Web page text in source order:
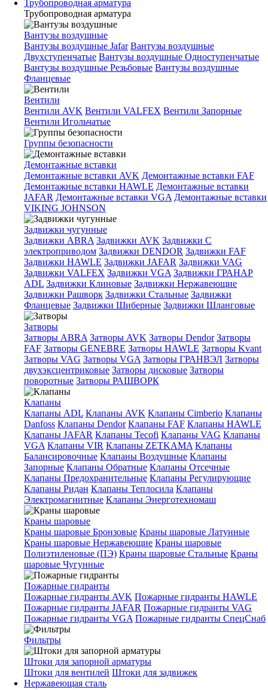
Трубопроводная арматура
Трубопроводная арматура
Вантузы воздушные
Вантузы воздушные Jafar Вантузы воздушные
Двухступенчатые Вантузы воздушные Одноступенчатые
Вантузы воздушные Резьбовые Вантузы воздушные
Фланцевые
Вентили
Вентили AVK Вентили VALFEX Вентили Запорные
Вентили Игольчатые
Группы безопасности
Демонтажные вставки
Демонтажные вставки AVK Демонтажные вставки FAF
Демонтажные вставки HAWLE Демонтажные вставки
JAFAR Демонтажные вставки VGA Демонтажные вставки
VIKING JOHNSON
Задвижки чугунные
Задвижки ABRA Задвижки AVK Задвижки C
электроприводом Задвижки DENDOR Задвижки FAF
Задвижки HAWLE Задвижки JAFAR Задвижки VAG
Задвижки VALFEX Задвижки VGA Задвижки ГРАНАР
ADL Задвижки Клиновые Задвижки Нержавеющие
Задвижки Рашворк Задвижки Стальные Задвижки
Фланцевые Задвижки Шиберные Задвижки Шланговые
Затворы
Затворы ABRA Затворы AVK Затворы Dendor Затворы
FAF Затворы GENEBRE Затворы HAWLE Затворы Kvant
Затворы VAG Затворы VGA Затворы ГРАНВЭЛ Затворы
двухэксцентриковые Затворы дисковые Затворы
поворотные Затворы РАШВОРК
Клапаны
Клапаны ADL Клапаны AVK Клапаны Cimberio Клапаны
Danfoss Клапаны Dendor Клапаны FAF Клапаны HAWLE
Клапаны JAFAR Клапаны Tecofi Клапаны VAG Клапаны
VGA Клапаны VIR Клапаны ZETKAMA Клапаны
Балансировочные Клапаны Воздушные Клапаны
Запорные Клапаны Обратные Клапаны Отсечные
Клапаны Предохранительные Клапаны Регулирующие
Клапаны Ридан Клапаны Теплосила Клапаны
Электромагнитные Клапаны Энерготехномаш
Краны шаровые
Краны шаровые Бронзовые Краны шаровые Латунные
Краны шаровые Нержавеющие Краны шаровые
Полиэтиленовые (ПЭ) Краны шаровые Стальные Краны
шаровые Чугунные
Пожарные гидранты
Пожарные гидранты AVK Пожарные гидранты HAWLE
Пожарные гидранты JAFAR Пожарные гидранты VAG
Пожарные гидранты VGA Пожарные гидранты СпецСнаб
Фильтры
Штоки для запорной арматуры
Штоки для вентилей Штоки для задвижек
Нержавеющая сталь